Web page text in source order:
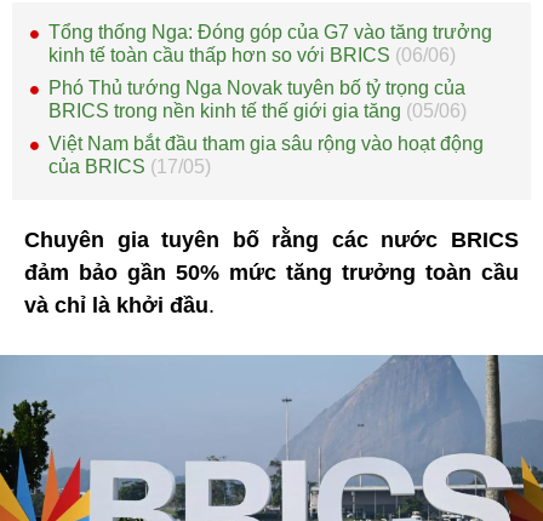
Tổng thống Nga: Đóng góp của G7 vào tăng trưởng
kinh tế toàn cầu thấp hơn so với BRICS (06/06)
Phó Thủ tướng Nga Novak tuyên bố tỷ trọng của
BRICS trong nền kinh tế thế giới gia tăng (05/06)
Việt Nam bắt đầu tham gia sâu rộng vào hoạt động
của BRICS (17/05)
Chuyên gia tuyên bố rằng các nước BRICS
đảm bảo gần 50% mức tăng trưởng toàn cầu
và chỉ là khởi đầu.